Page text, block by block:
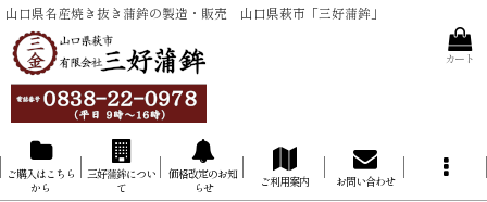
山口県名産焼き抜き蒲鉾の製造・販売 山口県萩市「三好蒲鉾」
カート
ご購入はこちら
から
三好蒲鉾につい
て
価格改定のお知
らせ
ご利用案内 お問い合わせ